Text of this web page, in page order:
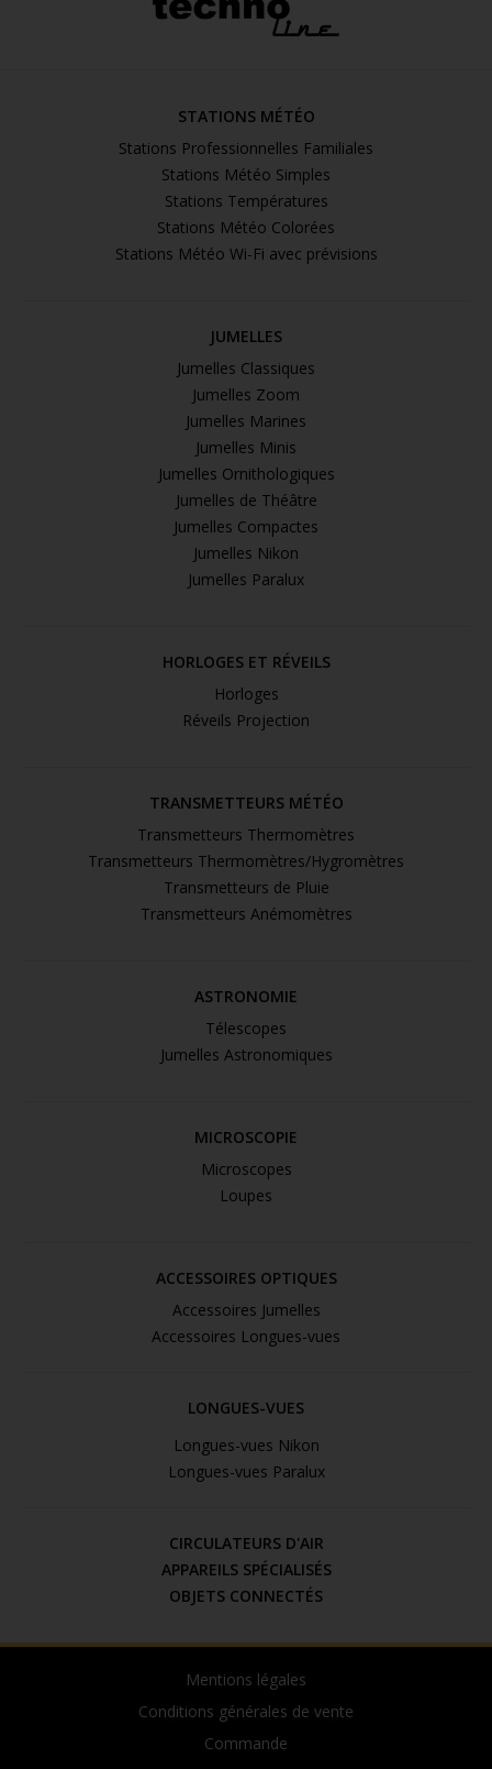
STATIONS MÉTÉO
Stations Professionnelles Familiales
Stations Météo Simples
Stations Températures
Stations Météo Colorées
Stations Météo Wi-Fi avec prévisions
JUMELLES
Jumelles Classiques
Jumelles Zoom
Jumelles Marines
Jumelles Minis
Jumelles Ornithologiques
Jumelles de Théâtre
Jumelles Compactes
Jumelles Nikon
Jumelles Paralux
HORLOGES ET RÉVEILS
Horloges
Réveils Projection
TRANSMETTEURS MÉTÉO
Transmetteurs Thermomètres
Transmetteurs Thermomètres/Hygromètres
Transmetteurs de Pluie
Transmetteurs Anémomètres
ASTRONOMIE
Télescopes
Jumelles Astronomiques
MICROSCOPIE
Microscopes
Loupes
ACCESSOIRES OPTIQUES
Accessoires Jumelles
Accessoires Longues-vues
LONGUES-VUES
Longues-vues Nikon
Longues-vues Paralux
CIRCULATEURS D'AIR
APPAREILS SPÉCIALISÉS
OBJETS CONNECTÉS
Mentions légales
Conditions générales de vente
Commande